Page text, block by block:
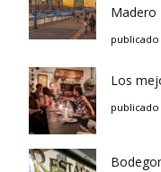
Madero
publicado
Los
publicado